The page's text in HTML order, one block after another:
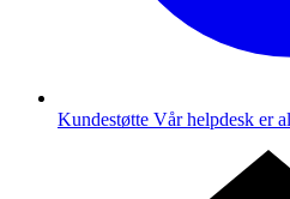
Kundestøtte Vår helpdesk er